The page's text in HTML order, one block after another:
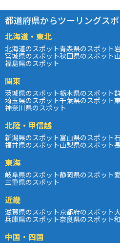
都道府県からツーリングス
北海道・東北
北海道のスポット青森県のスポット
宮城県のスポット秋田県のスポット
福島県のスポット
関東
茨城県のスポット栃木県のスポット
埼玉県のスポット千葉県のスポット
神奈川県のスポット
北陸・甲信越
新潟県のスポット富山県のスポット
福井県のスポット山梨県のスポット
東海
岐阜県のスポット静岡県のスポット
三重県のスポット
近畿
滋賀県のスポット京都府のスポット
兵庫県のスポット奈良県のスポット
中国・四国